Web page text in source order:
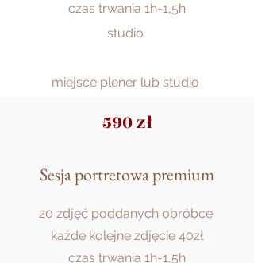
czas trwania 1h-1,5h
studio
miejsce plener lub studio
590 zł
Sesja portretowa premium
20 zdjęć poddanych obróbce
każde kolejne zdjęcie 40zł
czas trwania 1h-1,5h